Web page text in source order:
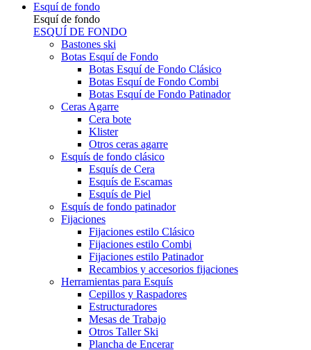
Esquí de fondo
Esquí de fondo
ESQUÍ DE FONDO
Bastones ski
Botas Esquí de Fondo
Botas Esquí de Fondo Clásico
Botas Esquí de Fondo Combi
Botas Esquí de Fondo Patinador
Ceras Agarre
Cera bote
Klister
Otros ceras agarre
Esquís de fondo clásico
Esquís de Cera
Esquís de Escamas
Esquís de Piel
Esquís de fondo patinador
Fijaciones
Fijaciones estilo Clásico
Fijaciones estilo Combi
Fijaciones estilo Patinador
Recambios y accesorios fijaciones
Herramientas para Esquís
Cepillos y Raspadores
Estructuradores
Mesas de Trabajo
Otros Taller Ski
Plancha de Encerar